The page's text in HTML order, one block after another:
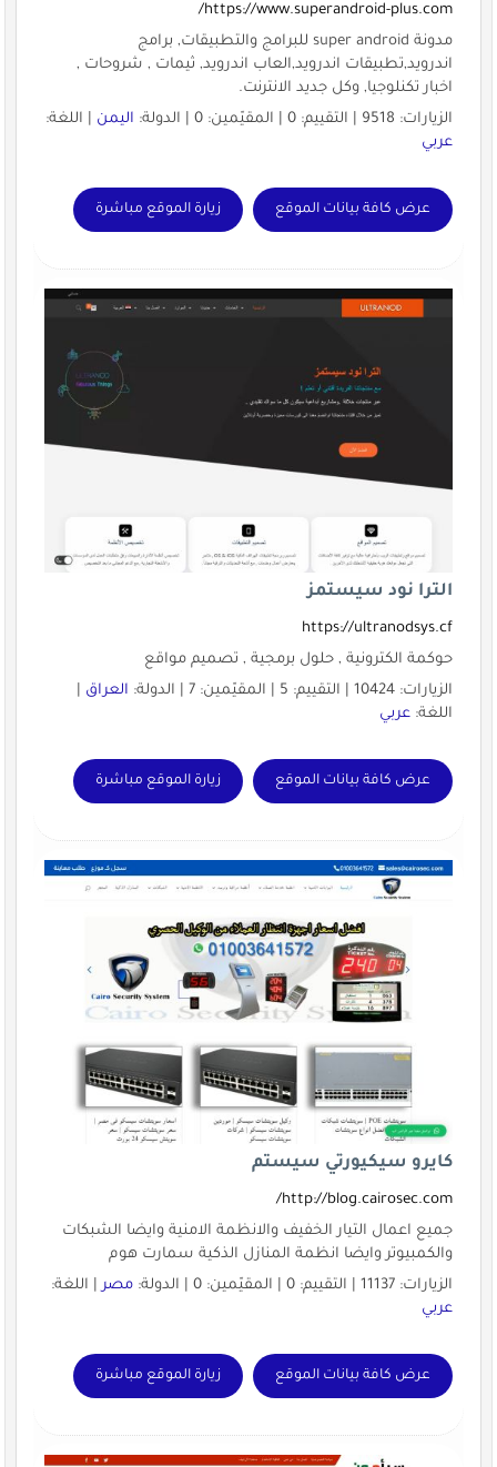
https://www.superandroid-plus.com/
مدونة super android للبرامج والتطبيقات, برامج
اندرويد,تطبيقات اندرويد,العاب اندرويد, ثيمات , شروحات ,
اخبار تكنلوجيا, وكل جديد الانترنت.
الزيارات: 9518 | التقييم: 0 | المقيّمين: 0 | الدولة:
اليمن| اللغة:
عربي
عرض كافة بيانات الموقع زيارة الموقع مباشرة
الترا نود سيستمز
https://ultranodsys.cf
حوكمة الكترونية , حلول برمجية , تصميم مواقع
الزيارات: 10424 | التقييم: 5 | المقيّمين: 7 | الدولة:
العراق|
اللغة: عربي
عرض كافة بيانات الموقع زيارة الموقع مباشرة
كايرو سيكيورتي سيستم
http://blog.cairosec.com/
جميع اعمال التيار الخفيف والانظمة الامنية وايضا الشبكات
والكمبيوتر وايضا انظمة المنازل الذكية سمارت هوم
الزيارات: 11137 | التقييم: 0 | المقيّمين: 0 | الدولة:
مصر| اللغة:
عربي
عرض كافة بيانات الموقع زيارة الموقع مباشرة